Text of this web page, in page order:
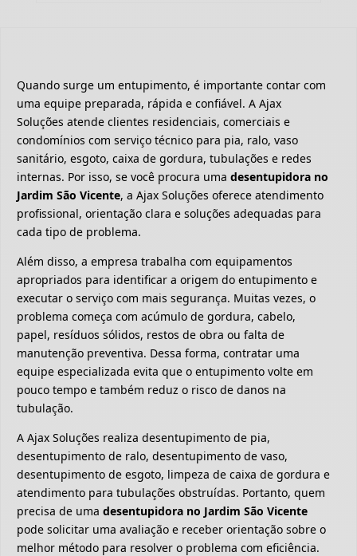
Quando surge um entupimento, é importante contar com
uma equipe preparada, rápida e confiável. A Ajax
Soluções atende clientes residenciais, comerciais e
condomínios com serviço técnico para pia, ralo, vaso
sanitário, esgoto, caixa de gordura, tubulações e redes
internas. Por isso, se você procura uma desentupidora no
Jardim São Vicente, a Ajax Soluções oferece atendimento
profissional, orientação clara e soluções adequadas para
cada tipo de problema.
Além disso, a empresa trabalha com equipamentos
apropriados para identificar a origem do entupimento e
executar o serviço com mais segurança. Muitas vezes, o
problema começa com acúmulo de gordura, cabelo,
papel, resíduos sólidos, restos de obra ou falta de
manutenção preventiva. Dessa forma, contratar uma
equipe especializada evita que o entupimento volte em
pouco tempo e também reduz o risco de danos na
tubulação.
A Ajax Soluções realiza desentupimento de pia,
desentupimento de ralo, desentupimento de vaso,
desentupimento de esgoto, limpeza de caixa de gordura e
atendimento para tubulações obstruídas. Portanto, quem
precisa de uma desentupidora no Jardim São Vicente
pode solicitar uma avaliação e receber orientação sobre o
melhor método para resolver o problema com eficiência.